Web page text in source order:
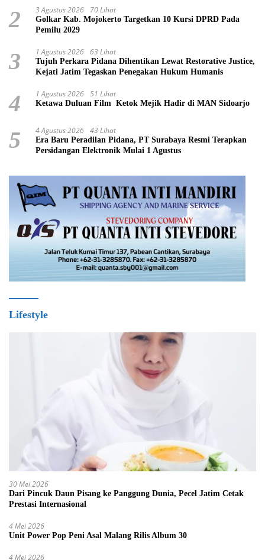
2 3 Agustus 2026 70 Lihat
Golkar Kab. Mojokerto Targetkan 10 Kursi DPRD Pada
Pemilu 2029
3 1 Agustus 2026 63 Lihat
Tujuh Perkara Pidana Dihentikan Lewat Restorative Justice,
Kejati Jatim Tegaskan Penegakan Hukum Humanis
4 1 Agustus 2026 51 Lihat
Ketawa Duluan Film Ketok Mejik Hadir di MAN Sidoarjo
5 4 Agustus 2026 43 Lihat
Era Baru Peradilan Pidana, PT Surabaya Resmi Terapkan
Persidangan Elektronik Mulai 1 Agustus
Lifestyle
30 Mei 2026
Dari Pincuk Daun Pisang ke Panggung Dunia, Pecel Jatim Cetak
Prestasi Internasional
4 Mei 2026
Unit Power Pop Peni Asal Malang Rilis Album 30
4 Mei 2026